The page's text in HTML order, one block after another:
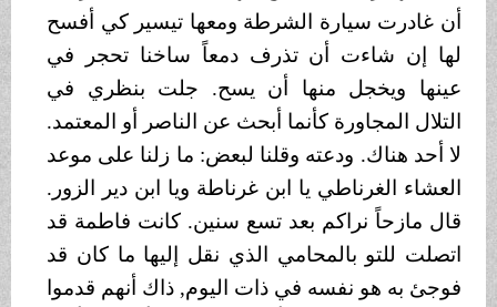
أن غادرت سيارة الشرطة ومعها تيسير كي أفسح
لها إن شاءت أن تذرف دمعاً ساخنا تحجر في
عينها ويخجل منها أن يسح. جلت بنظري في
التلال المجاورة كأنما أبحث عن الناصر أو المعتمد.
لا أحد هناك. ودعته وقلنا لبعض: ما زلنا على موعد
العشاء الغرناطي يا ابن غرناطة ويا ابن دير الزور.
قال مازحاً نراكم بعد تسع سنين. كانت فاطمة قد
اتصلت للتو بالمحامي الذي نقل إليها ما كان قد
فوجئ به هو نفسه في ذات اليوم, ذاك أنهم قدموا